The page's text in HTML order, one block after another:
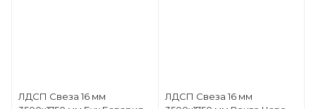
ЛДСП Свеза 16 мм
ЛДСП Свеза 16 мм